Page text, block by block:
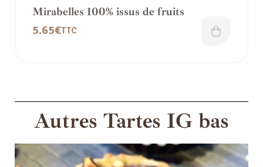
Mirabelles 100% issus de fruits
5.65€TTC
Autres Tartes IG bas